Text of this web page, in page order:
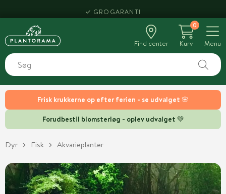
Frisk krukkerne op efter ferien - se udvalget 🌸
Forudbestil blomsterløg - oplev udvalget 💚
HENT SAMME DAG
Find center
0
Kurv
Menu
Dyr Fisk Akvarieplanter